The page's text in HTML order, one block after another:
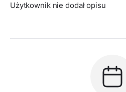
Użytkownik nie dodał opisu